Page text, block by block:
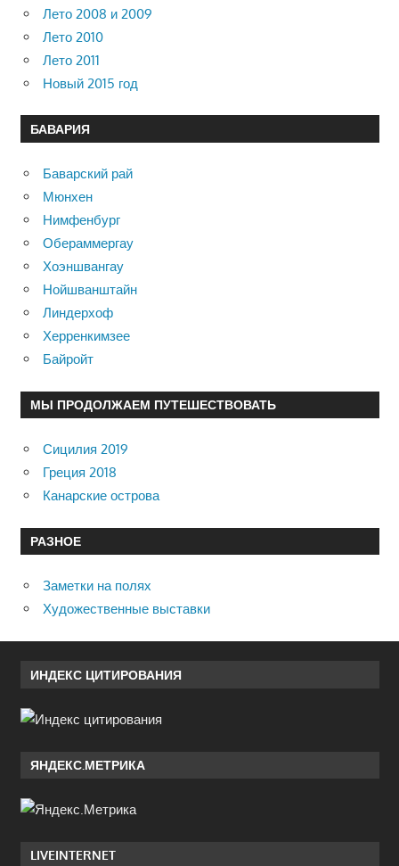
Лето 2008 и 2009
Лето 2010
Лето 2011
Новый 2015 год
БАВАРИЯ
Баварский рай
Мюнхен
Нимфенбург
Обераммергау
Хоэншвангау
Нойшванштайн
Линдерхоф
Херренкимзее
Байройт
МЫ ПРОДОЛЖАЕМ ПУТЕШЕСТВОВАТЬ
Сицилия 2019
Греция 2018
Канарские острова
РАЗНОЕ
Заметки на полях
Художественные выставки
ИНДЕКС ЦИТИРОВАНИЯ
ЯНДЕКС.МЕТРИКА
LIVEINTERNET